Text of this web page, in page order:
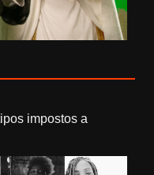
impostos a